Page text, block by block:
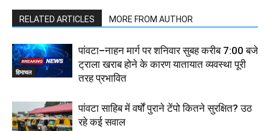
RELATED ARTICLES MORE FROM AUTHOR
हिमाचल
पांवटा–नाहन मार्ग पर शनिवार सुबह करीब 7:00 बजे
ट्राला खराब होने के कारण यातायात व्यवस्था पूरी
तरह प्रभावित
पांवटा साहिब में वर्षों पुराने टेंपो कितने सुरक्षित? उठ
रहे कई सवाल